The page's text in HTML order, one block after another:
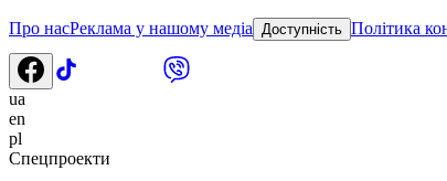
Про насРеклама у нашому медіа Доступність Політика
ua
en
pl
Спецпроекти